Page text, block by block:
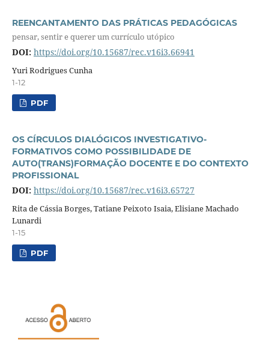
REENCANTAMENTO DAS PRÁTICAS PEDAGÓGICAS
pensar, sentir e querer um currículo utópico
DOI: https://doi.org/10.15687/rec.v16i3.66941
Yuri Rodrigues Cunha
1-12
PDF
OS CÍRCULOS DIALÓGICOS INVESTIGATIVO-
FORMATIVOS COMO POSSIBILIDADE DE
AUTO(TRANS)FORMAÇÃO DOCENTE E DO CONTEXTO
PROFISSIONAL
DOI: https://doi.org/10.15687/rec.v16i3.65727
Rita de Cássia Borges, Tatiane Peixoto Isaia, Elisiane Machado
Lunardi
1-15
PDF